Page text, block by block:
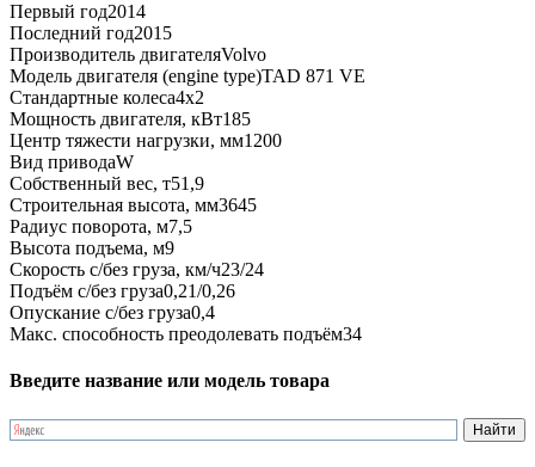
Первый год2014
Последний год2015
Производитель двигателяVolvo
Модель двигателя (engine type)TAD 871 VE
Стандартные колеса4x2
Мощность двигателя, кВт185
Центр тяжести нагрузки, мм1200
Вид приводаW
Собственный вес, т51,9
Строительная высота, мм3645
Радиус поворота, м7,5
Высота подъема, м9
Скорость с/без груза, км/ч23/24
Подъём с/без груза0,21/0,26
Опускание с/без груза0,4
Макс. способность преодолевать подъём34
Введите название или модель товара